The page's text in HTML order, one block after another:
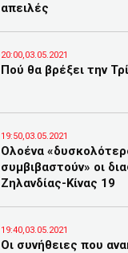
απειλές
20:00,03.05.2021
Πού θα βρέξει την
19:50,03.05.2021
Ολοένα
συμβιβαστούν» οι
Ζηλανδίας-Κίνας 19
19:40,03.05.2021
Οι συνήθειες που